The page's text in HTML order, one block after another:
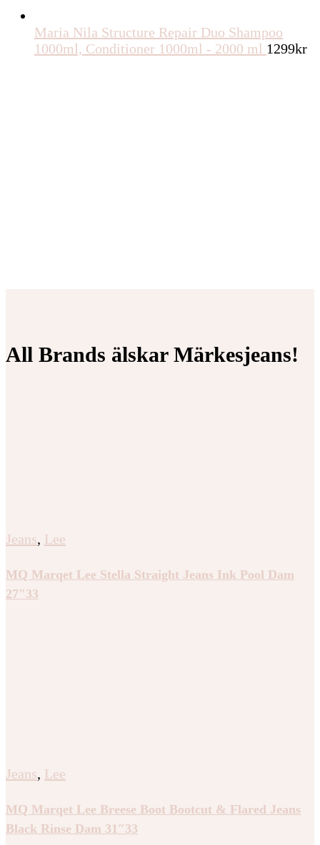
Maria Nila Structure Repair Duo Shampoo
1000ml, Conditioner 1000ml - 2000 ml 1299kr
All Brands älskar Märkesjeans!
Jeans, Lee
MQ Marqet Lee Stella Straight Jeans Ink Pool Dam
27″33
Jeans, Lee
MQ Marqet Lee Breese Boot Bootcut & Flared Jeans
Black Rinse Dam 31″33